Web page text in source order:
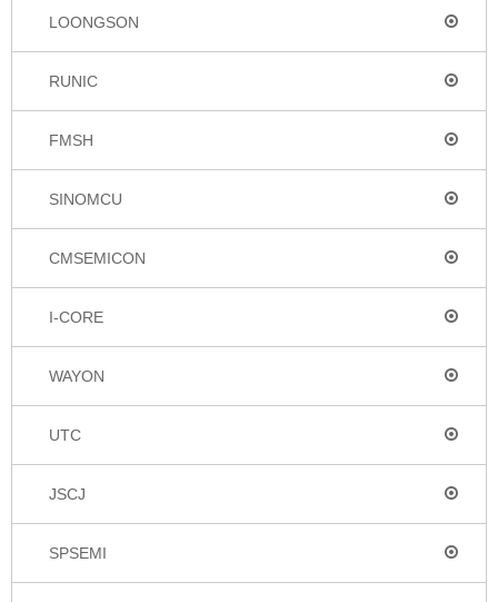
LOONGSON
RUNIC
FMSH
SINOMCU
CMSEMICON
I-CORE
WAYON
UTC
JSCJ
SPSEMI